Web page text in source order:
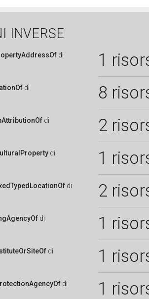
INVERSE
di 1
di 8
di 2
di 1
di 2
di 1
di 1
di 1